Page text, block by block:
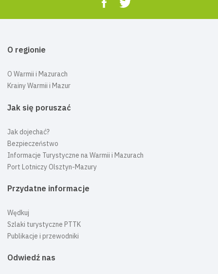
O regionie
O Warmii i Mazurach
Krainy Warmii i Mazur
Jak się poruszać
Jak dojechać?
Bezpieczeństwo
Informacje Turystyczne na Warmii i Mazurach
Port Lotniczy Olsztyn-Mazury
Przydatne informacje
Wędkuj
Szlaki turystyczne PTTK
Publikacje i przewodniki
Odwiedź nas